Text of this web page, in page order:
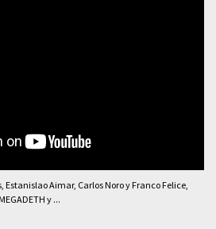
Estanislao Aimar, Carlos Noro y Franco Felice,
y ...